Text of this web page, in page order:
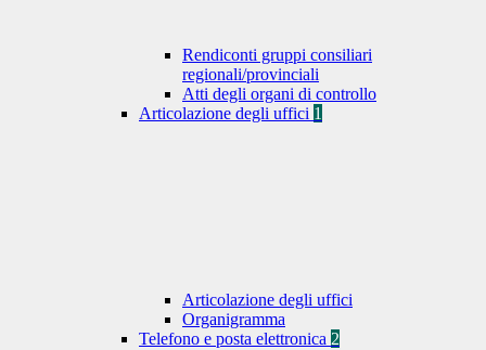
Rendiconti gruppi consiliari
regionali/provinciali
Atti degli organi di controllo
Articolazione degli uffici 1
Articolazione degli uffici
Organigramma
Telefono e posta elettronica 2